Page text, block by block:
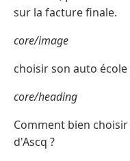
sur la facture finale.
core/image
choisir son auto école
core/heading
Comment bien
d'Ascq ?